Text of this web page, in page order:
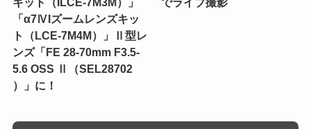
「α7ⅣIズームレンズキッ
ト（LCE-7M4M）」Ⅱ型レ
ンズ「FE 28-70mm F3.5-
5.6 OSS Ⅱ（SEL28702
）」に！